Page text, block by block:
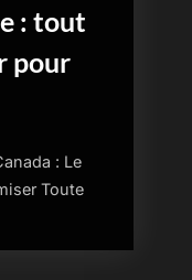
: tout
pour
: Le
Toute